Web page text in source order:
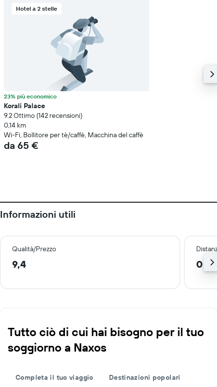
Hotel a 2 stelle
23% più economico
Korali Palace
9.2 Ottimo (142 recensioni)
0,14 km
Wi-Fi, Bollitore per tè/caffè, Macchina del caffè
da 65 €
Informazioni utili
Qualità/Prezzo
9,4 0,4
Tutto ciò di cui hai bisogno per il tuo
soggiorno a Naxos
Completa il tuo viaggio Destinazioni popolari